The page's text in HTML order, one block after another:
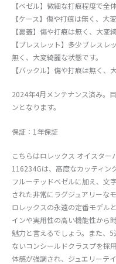
【ベゼル】微細な打痕程度で全
【ケース】傷や打痕は無く、大
【裏蓋】傷や打痕は無く、大変
【ブレスレット】多少ブレス
無く、大変綺麗な状態です。
【バックル】傷や打痕は無く、
2024年4月メンテナンス済み。
ンとなります。
保証：1年保証
こちらはロレックス オイスター
116234Gは、高度なカッティン
フルーテッドベゼルに加え、文
された非常にラグジュアリーな
ロレックスの永遠の定番モデル
インや実用性の高い機能性から
魅力と言えるでしょう。また、
ないコンシールドクラスプを採
体感が強調され、ジュエリーテ